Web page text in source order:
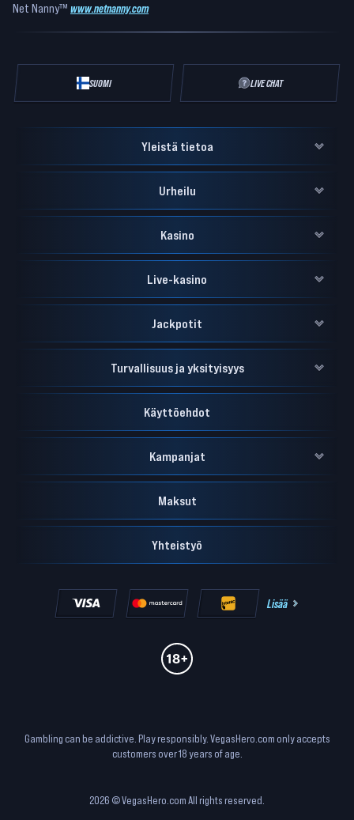
Net Nanny™ www.netnanny.com
SUOMI LIVE CHAT
Yleistä tietoa
Urheilu
Kasino
Live-kasino
Jackpotit
Turvallisuus ja yksityisyys
Käyttöehdot
Kampanjat
Maksut
Yhteistyö
Lisää
Gambling can be addictive. Play responsibly. VegasHero.com only accepts
customers over 18 years of age.
2026 © VegasHero.com All rights reserved.